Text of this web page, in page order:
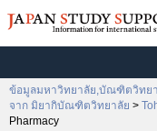
ข้อมูลมหาวิทยาลัย,บัณฑิตวิทย
จาก มิยากิบัณฑิตวิทยาลัย >
Pharmacy